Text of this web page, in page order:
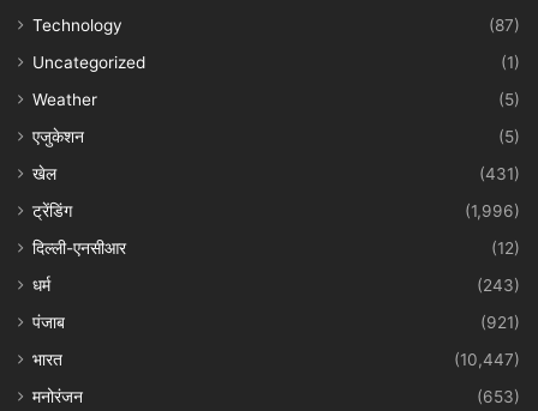
Technology
(87)
Uncategorized
(1)
Weather
(5)
एजुकेशन
(5)
खेल
(431)
ट्रेंडिंग
(1,996)
दिल्ली-एनसीआर
(12)
धर्म
(243)
पंजाब
(921)
भारत
(10,447)
मनोरंजन
(653)